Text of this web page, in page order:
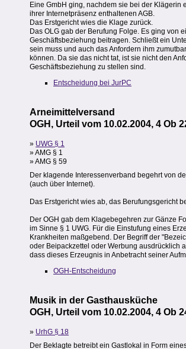
Eine GmbH ging, nachdem sie bei der
ihrer Internetpräsenz enthaltenen AGB.
Das Erstgericht wies die Klage zurück.
Das OLG gab der Berufung Folge. Es ging von
Geschäftsbeziehung beitragen. Schließt ein
sein muss und auch das Anfordern ihm
können. Da sie das nicht tat, ist sie nicht den
Geschäftsbeziehung zu stellen sind.
Entscheidung bei JurPC
Arneimittelversand
OGH, Urteil vom 10.02.2004, 4 Ob
» UWG § 1
» AMG § 1
» AMG § 59
Der klagende Interessenverband begehrt von
(auch über Internet).
Das Erstgericht wies ab, das Berufungsgericht
Der OGH gab dem Klagebegehren zur Gänze
im Sinne § 1 UWG. Für die Einstufung eines
Krankheiten maßgebend. Der Begriff der
oder Beipackzettel oder Werbung ausdrücklich
dass dieses Erzeugnis in Anbetracht seiner
OGH-Entscheidung
Musik in der Gasthausküche
OGH, Urteil vom 10.02.2004, 4 Ob
» UrhG § 18
Der Beklagte betreibt ein Gastlokal in Form